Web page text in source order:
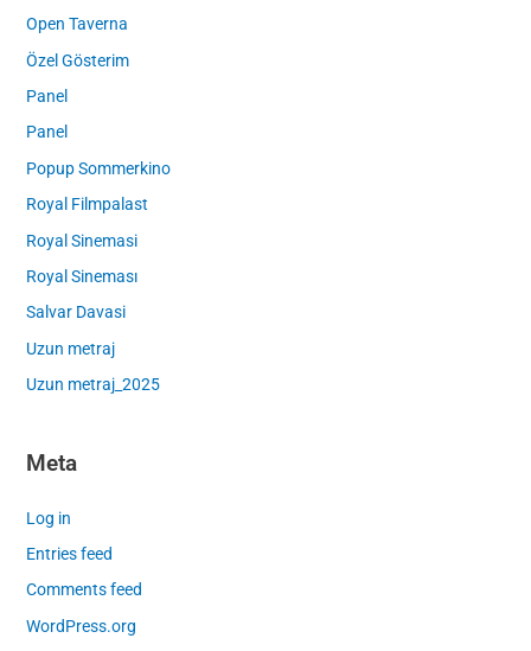
Open Taverna
Özel Gösterim
Panel
Panel
Popup Sommerkino
Royal Filmpalast
Royal Sinemasi
Royal Sineması
Salvar Davasi
Uzun metraj
Uzun metraj_2025
Meta
Log in
Entries feed
Comments feed
WordPress.org